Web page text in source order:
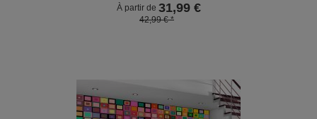
À partir de 31,99€
42,99 € *